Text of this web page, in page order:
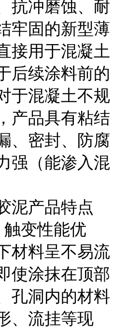
抗冲磨蚀、耐
牢固的新型薄
接用于混凝土
后续涂料前的
于混凝土不规
产品具有粘结
、密封、防腐
强（能渗入混
泥产品特点
变性能优
材料呈不易流
使涂抹在顶部
孔洞内的材料
、流挂等现